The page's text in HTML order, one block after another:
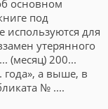
основном
под
для
утерянного
(месяц) 200...
года», а выше, в
№ ....